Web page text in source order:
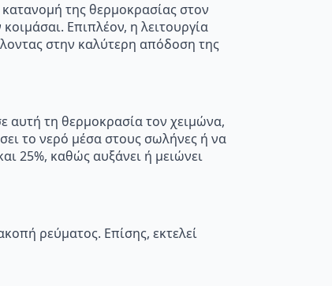
της θερμοκρασίας στον
Επιπλέον, η λειτουργία
στην καλύτερη απόδοση της
αυτή τη θερμοκρασία τον χειμώνα,
το νερό μέσα στους σωλήνες ή να
25%, καθώς αυξάνει ή μειώνει
ρεύματος. Επίσης, εκτελεί